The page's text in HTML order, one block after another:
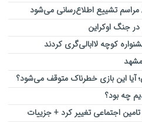
تشییع اطلاع‌رسانی می‌شود
در جنگ اوکراین
کوچه لاابالی‌گری کردند
آیا این بازی خطرناک متوقف می‌شود؟
چه بود؟
اجتماعی تغییر کرد + جزییات